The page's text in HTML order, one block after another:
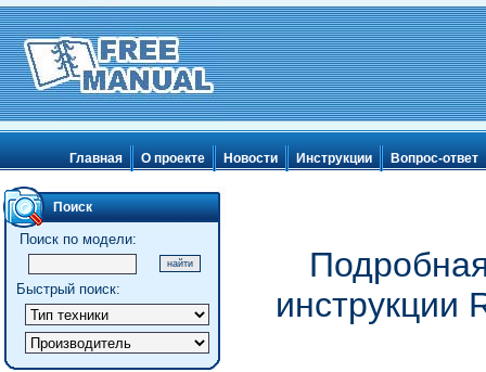
Главная О проекте Новости Инструкции Вопрос-ответ
Поиск
Поиск по модели:
Быстрый поиск:
инструкции